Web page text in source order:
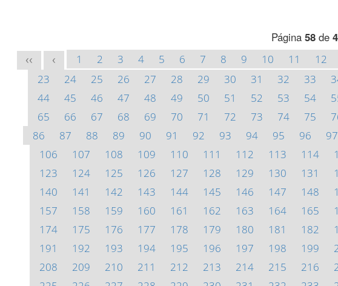
Página 58 de
<< < 1 2 3 4 5 6 7 8 9 10 11 12
23
24 25 26 27 28 29 30 31 32 33
44
45 46 47 48 49 50 51 52 53 54
65
66 67 68 69 70 71 72 73 74 75
86
87 88 89 90 91 92 93 94 95 96 97
106
107 108 109 110 111 112 113 114
123
124 125 126 127 128 129 130 131
140
141 142 143 144 145 146 147 148
157
158 159 160 161 162 163 164 165
174
175 176 177 178 179 180 181 182
191
192 193 194 195 196 197 198 199
208
209 210 211 212 213 214 215 216